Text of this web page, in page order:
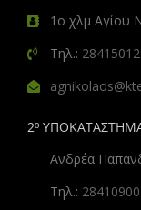
1ο χλμ Αγίου
Τηλ.:
2º
Ανδρέα
Τηλ.: